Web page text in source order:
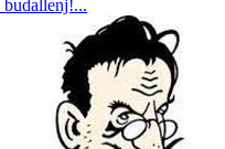
budallenj!...